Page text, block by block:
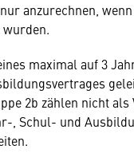
anzurechnen,
maximal auf 3
2b zählen nicht als
, Schul- und